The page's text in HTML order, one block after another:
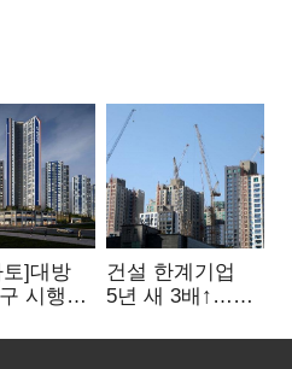
]대방
시행
잠식…
건설 한계기업
5년 새 3배↑…
재무 부담 확대